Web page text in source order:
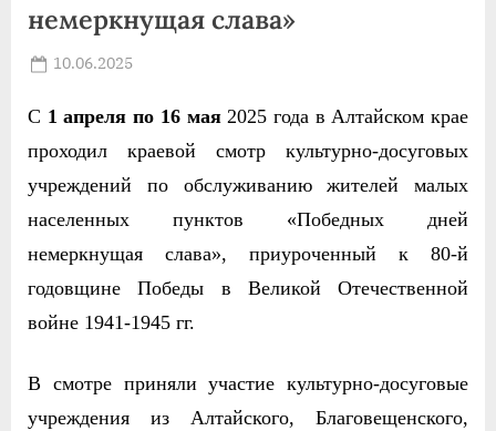
немеркнущая слава»
Posted
10.06.2025
С 1 апреля по 16 мая2025 года в Алтайском крае
проходил краевой смотр культурно-досуговых
учреждений по обслуживанию жителей малых
населенных пунктов «Победных дней
немеркнущая слава», приуроченный к 80-й
годовщине Победы в Великой Отечественной
войне 1941-1945 гг.
В смотре приняли участие культурно-досуговые
учреждения из Алтайского, Благовещенского,